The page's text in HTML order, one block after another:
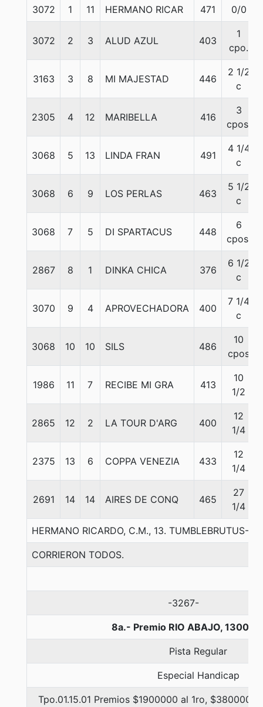
3072 1 11 HERMANO RICAR 471 0/0
3072 2 3 ALUD AZUL 403
1
cpo.
3163 3 8 MI MAJESTAD 446
2 1/2
c
2305 4 12 MARIBELLA 416
3
cpos.
3068 5 13 LINDA FRAN 491
4 1/4
c
3068 6 9 LOS PERLAS 463
5 1/2
c
3068 7 5 DI SPARTACUS 448
6
cpos.
2867 8 1 DINKA CHICA 376
6 1/2
c
3070 9 4 APROVECHADORA 400
7 1/4
c
3068 10 10 SILS 486
10
cpos
1986 11 7 RECIBE MI GRA 413
10
1/2
2865 12 2 LA TOUR D'ARG 400
12
1/4
2375 13 6 COPPA VENEZIA 433
12
1/4
2691 14 14 AIRES DE CONQ 465
27
1/4
HERMANO RICARDO, C.M., 13. TUMBLEBRUTUS-
CORRIERON TODOS.
-3267-
8a.- Premio RIO ABAJO, 1300
Pista Regular
Especial Handicap
Tpo.01.15.01 Premios $1900000 al 1ro, $380000